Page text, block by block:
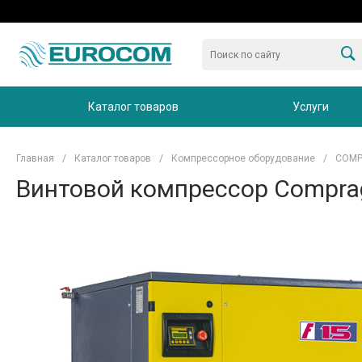
Каталог товаров Услуги
Главная / Каталог товаров / Компрессорное оборудование /
Винтовой компрессор